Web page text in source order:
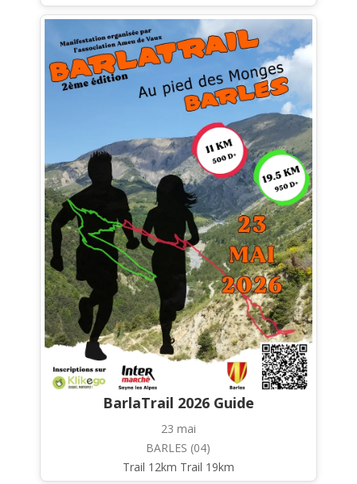
BarlaTrail 2026 Guide
23 mai
BARLES (04)
Trail 12km Trail 19km